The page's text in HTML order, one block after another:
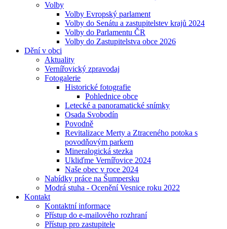
Volby
Volby Evropský parlament
Volby do Senátu a zastupitelstev krajů 2024
Volby do Parlamentu ČR
Volby do Zastupitelstva obce 2026
Dění v obci
Aktuality
Vernířovický zpravodaj
Fotogalerie
Historické fotografie
Pohlednice obce
Letecké a panoramatické snímky
Osada Svobodín
Povodně
Revitalizace Merty a Ztraceného potoka s
povodňovým parkem
Mineralogická stezka
Ukliďme Vernířovice 2024
Naše obec v roce 2024
Nabídky práce na Šumpersku
Modrá stuha - Ocenění Vesnice roku 2022
Kontakt
Kontaktní informace
Přístup do e-mailového rozhraní
Přístup pro zastupitele